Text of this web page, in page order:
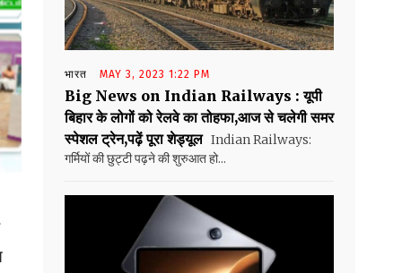
भारत MAY 3, 2023 1:22 PM
Big News on Indian Railways : यूपी
बिहार के लोगों को रेलवे का तोहफा,आज से चलेगी समर
स्पेशल ट्रेन,पढ़ें पूरा शेड्यूल Indian Railways:
गर्मियों की छुट्टी पढ़ने की शुरुआत हो...